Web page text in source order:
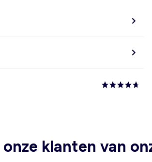
klanten van